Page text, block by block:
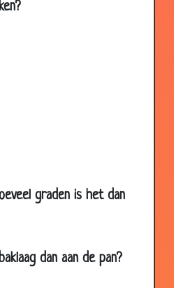
graden is het dan
dan aan de pan?
3.57